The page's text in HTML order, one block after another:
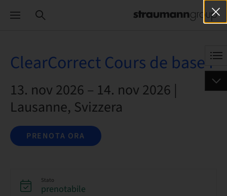
ClearCorrect Cours de base I
13. nov 2026 – 14. nov 2026 |
Lausanne, Svizzera
PRENOTA ORA
Stato
prenotabile